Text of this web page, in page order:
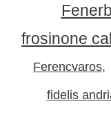
frosinone
Ferencvaros
fidelis